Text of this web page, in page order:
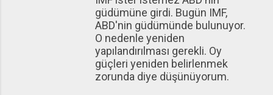
güdümüne girdi. Bugün IMF,
ABD'nin güdümünde bulunuyor.
O nedenle yeniden
yapılandırılması gerekli. Oy
güçleri yeniden belirlenmek
zorunda diye düşünüyorum.